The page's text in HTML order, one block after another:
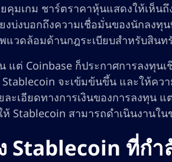
คุมเกม ชาร์ตราคาหุ้นแสดงให้เห็น
งบ่งบอกถึงความเชื่อมั่นของนักลง
วดล้อมด้านกฎระเบียบสำหรับสินท
ต่ Coinbase ก็ประกาศการลงทุนเ
จะเข้มข้นขึ้น และให้ค
ะเอียดทางการเงินของการลงทุน
Stablecoin สามารถดำเนินงานใ
Stablecoin ที่ก